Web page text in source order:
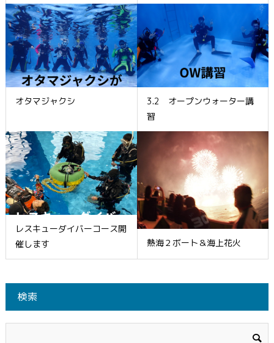
オタマジャクシ
3.2 オープンウォーター講
習
レスキューダイバーコース開
催します
熱海２ボート＆海上花火
検索